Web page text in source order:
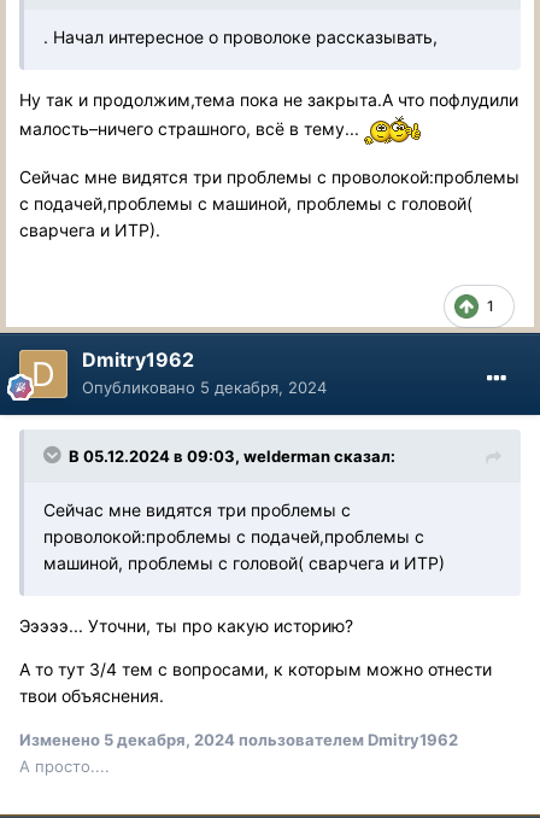
. Начал интересное о проволоке рассказывать,
Ну так и продолжим,тема пока не закрыта.А что пофлудили
малость–ничего страшного, всё в тему...
Сейчас мне видятся три проблемы с проволокой:проблемы
с подачей,проблемы с машиной, проблемы с головой(
сварчега и ИТР).
1
Dmitry1962
Опубликовано 5 декабря, 2024
В 05.12.2024 в 09:03, weldermanсказал:
Сейчас мне видятся три проблемы с
проволокой:проблемы с подачей,проблемы с
машиной, проблемы с головой( сварчега и ИТР)
Эээээ... Уточни, ты про какую историю?
А то тут 3/4 тем с вопросами, к которым можно отнести
твои объяснения.
Изменено 5 декабря, 2024пользователем Dmitry1962
А просто....